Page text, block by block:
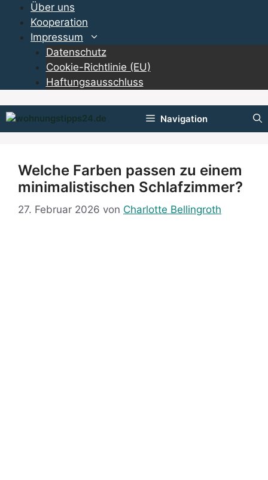
Zum
Inhalt
springen
Über uns
Kooperation
Impressum
Datenschutz
Cookie-Richtlinie (EU)
Haftungsausschluss
Navigation
Welche Farben passen zu einem
minimalistischen Schlafzimmer?
27. Februar 2026 von Charlotte Bellingroth